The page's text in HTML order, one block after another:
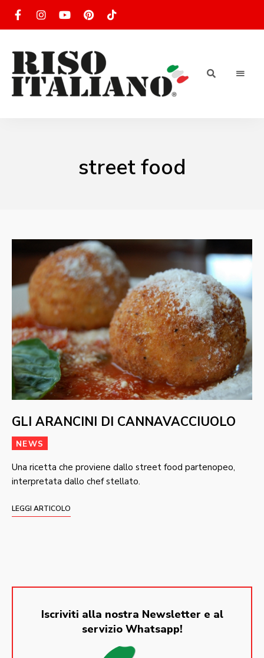
Ricettario
di ricettestreet food
GLI ARANCINI DI CANNAVACCIUOLO
NEWS
Una ricetta che proviene dallo street food partenopeo,
interpretata dallo chef stellato.
LEGGI ARTICOLO
Iscriviti alla nostra Newsletter e al
servizio Whatsapp!